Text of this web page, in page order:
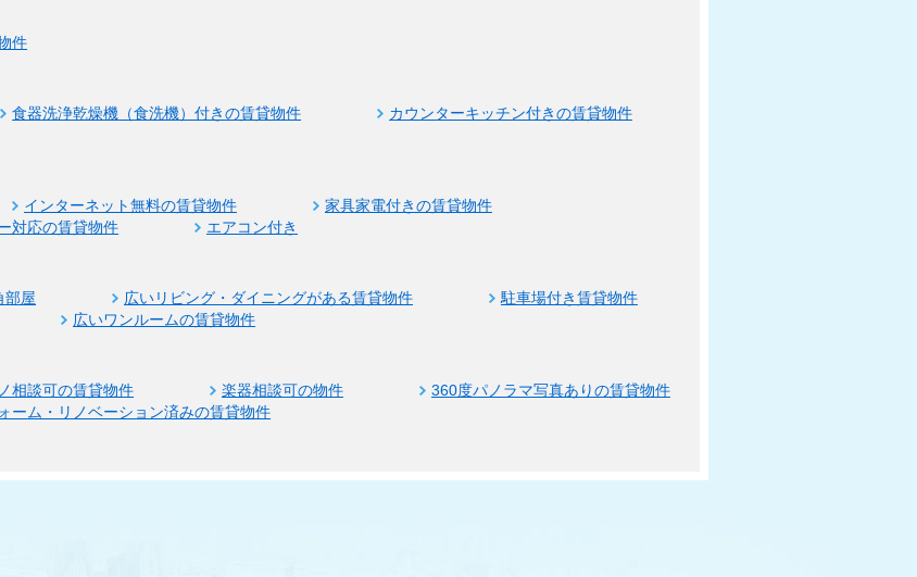
件
食器洗浄乾燥機（食洗機）付きの賃貸物件
カウンターキッチン付きの賃貸物件
インターネット無料の賃貸物件
家具家電付きの賃貸物件
対応の賃貸物件 エアコン付き
部屋 広いリビング・ダイニングがある賃貸物件
駐車場付き賃貸物件
広いワンルームの賃貸物件
相談可の賃貸物件 楽器相談可の物件
360度パノラマ写真ありの賃貸物件
ーム・リノベーション済みの賃貸物件